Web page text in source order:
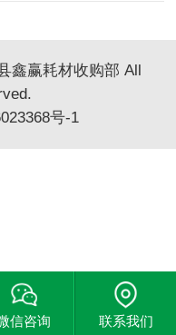
鑫赢耗材收购部 All
号-1
信咨询 联系我们